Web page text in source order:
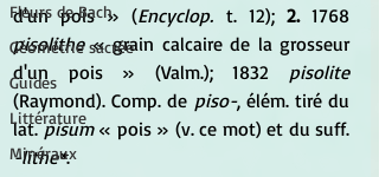
Fleurs de Bach
Géométrie sacrée
Guides
Littérature
Minéraux
d'un pois » (Encyclop. t. 12); 2.
pisolithe « grain calcaire de la grosseur
d'un pois » (Valm.); 1832 pisolite
(Raymond). Comp. de piso-, élém. tiré du
lat. pisum
-lithe*.